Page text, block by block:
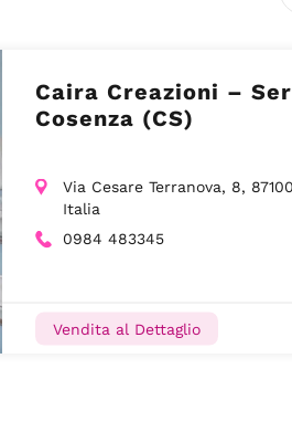
Caira Creazioni –
Cosenza (CS)
Via Cesare Terranova, 8,
Italia
0984 483345
Vendita al Dettaglio